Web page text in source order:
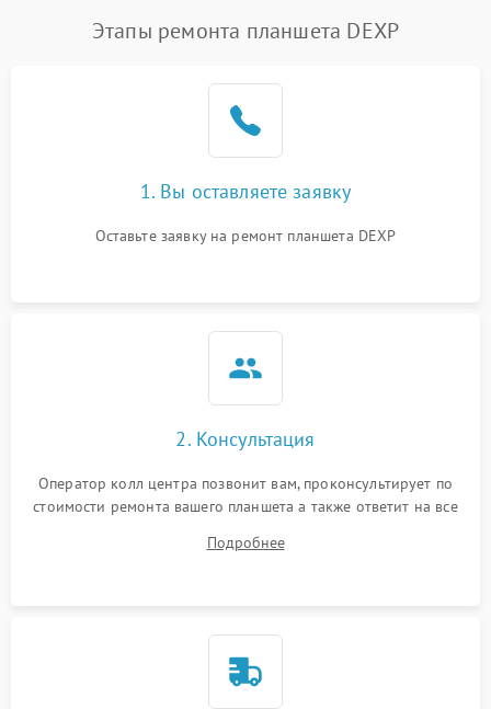
Этапы ремонта планшета DEXP
1. Вы оставляете заявку
Оставьте заявку на ремонт планшета DEXP
2. Консультация
Оператор колл центра позвонит вам, проконсультирует по
стоимости ремонта вашего планшета а также ответит на все
Подробнее